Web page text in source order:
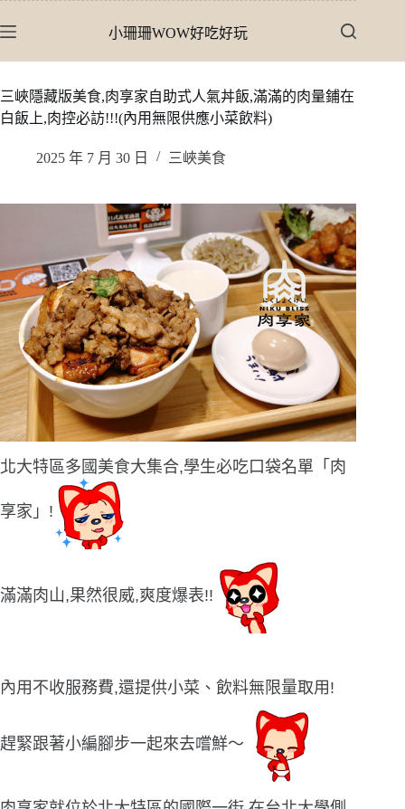
至
內
容
小珊珊WOW好吃好玩
三峽隱藏版美食,肉享家自助式人氣丼飯,滿滿的肉量鋪在
白飯上,肉控必訪!!!(內用無限供應小菜飲料)
2025 年 7 月 30 日 三峽美食
北大特區多國美食大集合,學生必吃口袋名單「肉
享家」!
滿滿肉山,果然很威,爽度爆表!!
內用不收服務費,還提供小菜、飲料無限量取用!
趕緊跟著小編腳步一起來去嚐鮮〜